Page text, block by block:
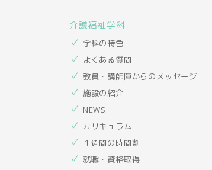
介護福祉学科
学科の特色
よくある質問
教員・講師陣からのメッセージ
施設の紹介
NEWS
カリキュラム
１週間の時間割
就職・資格取得